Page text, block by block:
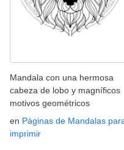
Mandala con una hermosa
cabeza de lobo y magníficos
motivos geométricos
en Páginas de Mandalas
imprimir